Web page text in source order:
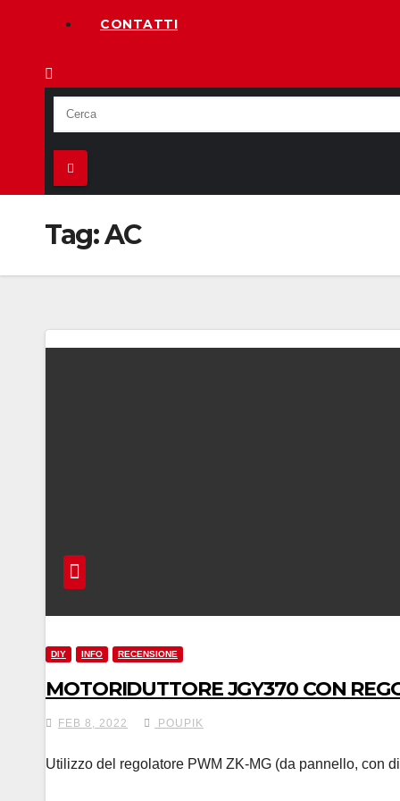
CONTATTI
Tag:AC
DIY INFO RECENSIONE
MOTORIDUTTORE JGY370 CON
FEB 8, 2022 POUPIK
Utilizzo del regolatore PWM ZK-MG (da pannello, con